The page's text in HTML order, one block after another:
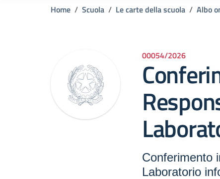
Home Scuola Le carte della scuola Albo
00054/2026
Conferimento
Laboratorio